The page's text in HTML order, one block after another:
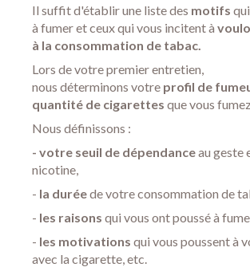
Il suffit d'établir une liste des motifs
à fumer et ceux qui vous incitent à
à la consommation de tabac.
Lors de votre premier entretien,
nous déterminons votre profil de
quantité de cigarettes que vous
Nous définissons :
- votre seuil de dépendanceau geste
nicotine,
- la duréede votre consommation de
- les raisons qui vous ont poussé à
- les motivations qui vous poussent à
avec la cigarette, etc.